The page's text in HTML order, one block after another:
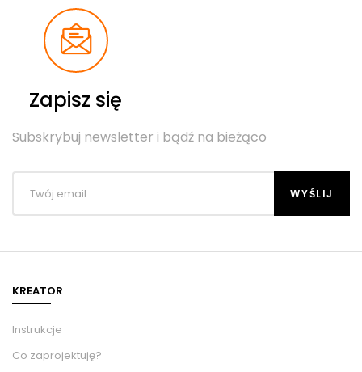
Zapisz się
Subskrybuj newsletter i bądź na bieżąco
KREATOR
Instrukcje
Co zaprojektuję?